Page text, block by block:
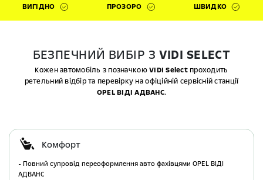
ВИГІДНО ПРОЗОРО ШВИДКО
БЕЗПЕЧНИЙ ВИБІР З VIDI SELECT
Кожен автомобіль з позначкоюVIDI Selectпроходить
ретельний відбір та перевірку на офіційній сервісній станції
OPEL ВІДІ АДВАНС.
Комфорт
- Повний супровід переоформлення авто фахівцями OPEL ВІДІ
АДВАНС